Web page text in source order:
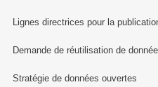
Lignes directrices pour la
Demande de réutilisation de
Stratégie de données ouvertes